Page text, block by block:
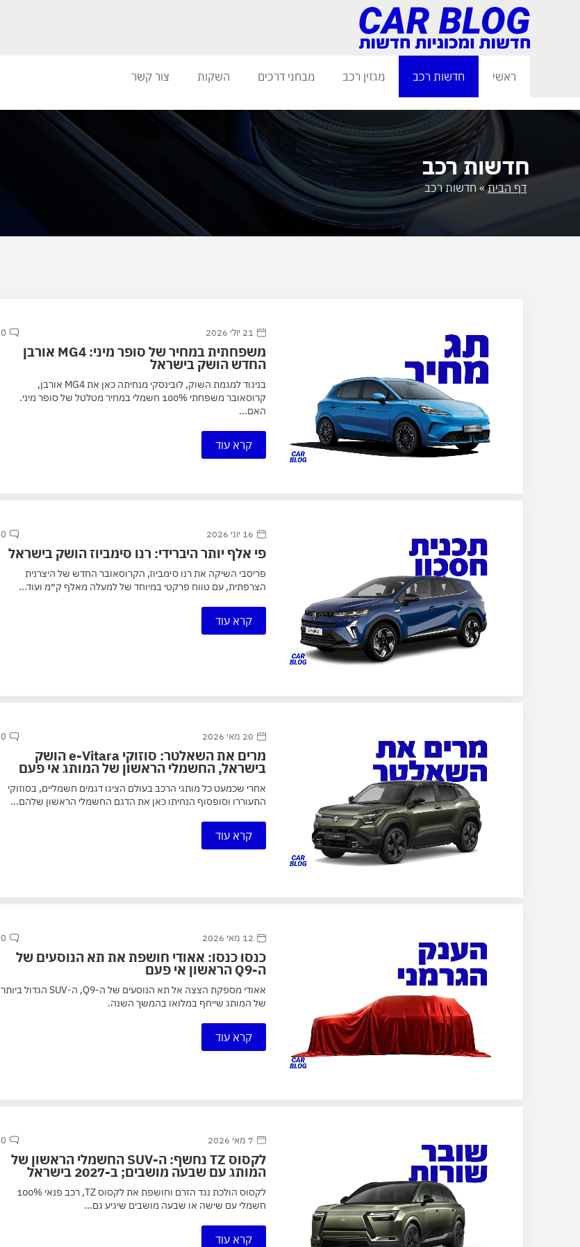
ראשי חדשות רכב מגזין רכב מבחני דרכים השקות צור קשר
חדשות רכב
דף הבית» חדשות רכב
21 יולי 2026 0
משפחתית במחיר של סופר מיני: MG4 אורבן
החדש הושק בישראל
בניגוד למגמת השוק, לובינסקי מנחיתה כאן את MG4 אורבן,
קרוסאובר משפחתי 100% חשמלי במחיר מטלטל של סופר מיני.
האם...
קרא עוד
16 יוני 2026 0
פי אלף יותר היברידי: רנו סימביוז הושק בישראל
פריסבי השיקה את רנו סימביוז, הקרוסאובר החדש של היצרנית
הצרפתית, עם טווח פרקטי במיוחד של למעלה מאלף ק״מ ועוד...
קרא עוד
20 מאי 2026 0
מרים את השאלטר: סוזוקי e-Vitara הושק
בישראל, החשמלי הראשון של המותג אי פעם
אחרי שכמעט כל מותגי הרכב בעולם הציגו דגמים חשמליים, בסוזוקי
התעוררו וסופסוף הנחיתו כאן את הדגם החשמלי הראשון שלהם...
קרא עוד
12 מאי 2026 0
כנסו כנסו: אאודי חושפת את תא הנוסעים של
ה-Q9 הראשון אי פעם
אאודי מספקת הצצה אל תא הנוסעים של ה-Q9, ה-SUV הגדול ביותר
של המותג שייחף במלואו בהמשך השנה.
קרא עוד
7 מאי 2026 0
לקסוס TZ נחשף: ה-SUV החשמלי הראשון של
המותג עם שבעה מושבים; ב-2027 בישראל
לקסוס הולכת נגד הזרם וחושפת את לקסוס TZ, רכב פנאי 100%
חשמלי עם שישה או שבעה מושבים שיגיע גם...
קרא עוד